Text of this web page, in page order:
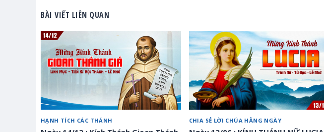
BÀI VIẾT LIÊN QUAN
HẠNH TÍCH CÁC THÁNH CHIA SẺ LỜI CHÚA HẰNG NGÀY